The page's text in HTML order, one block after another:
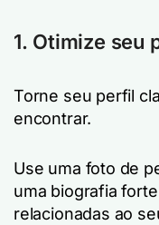
1. Otimize seu
Torne seu perfil
encontrar.
Use uma foto de
uma biografia
relacionadas ao